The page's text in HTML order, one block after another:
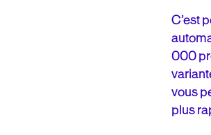
C’est
000
vous
plus